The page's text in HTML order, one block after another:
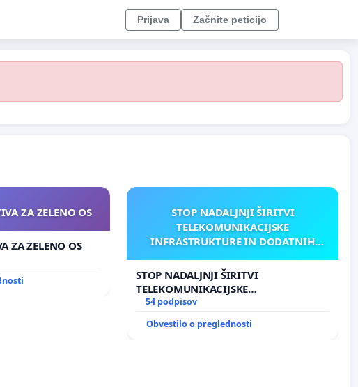
Prijava Začnite peticijo
ZA ZELENO OS
ZA ZELENO OS
STOP NADALJNJI ŠIRITVI
TELEKOMUNIKACIJSKE
INFRASTRUKTURE IN DODATNIH
STOP NADALJNJI ŠIRITVI
TELEKOMUNIKACIJSKE
INFRASTRUKTURE IN DODATNIH
ANTEN V GRADIŠČAKU
54 podpisov
Obvestilo o preglednosti